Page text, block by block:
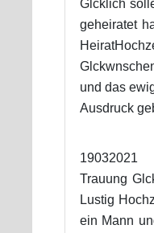
Glcklich
geheiratet
und das
Ausdruck
Trauung
Lustig
ein Mann